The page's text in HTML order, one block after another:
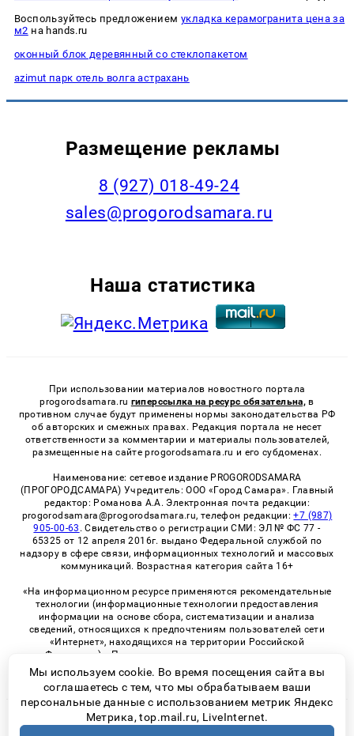
Воспользуйтесь предложением укладка керамогранита цена за
м2 на hands.ru
оконный блок деревянный со стеклопакетом
azimut парк отель волга астрахань
Размещение рекламы
8 (927) 018-49-24
sales@progorodsamara.ru
Наша статистика
При использовании материалов новостного портала
progorodsamara.ru гиперссылка на ресурс обязательна, в
противном случае будут применены нормы законодательства РФ
об авторских и смежных правах. Редакция портала не несет
ответственности за комментарии и материалы пользователей,
размещенные на сайте progorodsamara.ru и его субдоменах.
Наименование: сетевое издание PROGORODSAMARA
(ПРОГОРОДСАМАРА) Учредитель: ООО «Город Самара». Главный
редактор: Романова А.А. Электронная почта редакции:
progorodsamara@progorodsamara.ru, телефон редакции:+7 (987)
905-00-63 . Свидетельство о регистрации СМИ: ЭЛ № ФС 77 -
65325 от 12 апреля 2016г. выдано Федеральной службой по
надзору в сфере связи, информационных технологий и массовых
коммуникаций. Возрастная категория сайта 16+
«На информационном ресурсе применяются рекомендательные
технологии (информационные технологии предоставления
информации на основе сбора, систематизации и анализа
сведений, относящихся к предпочтениям пользователей сети
«Интернет», находящихся на территории Российской
Федерации)». Правила применения рекомендательных
технологий в виджетах рекламно-обменной сети
«СМИ2» (PDF)
© 2026 «ProGorodSamara» | Все права защищены
Мы используем cookie. Во время посещения сайта вы
соглашаетесь с тем, что мы обрабатываем ваши
персональные данные с использованием метрик Яндекс
Метрика, top.mail.ru, LiveInternet.